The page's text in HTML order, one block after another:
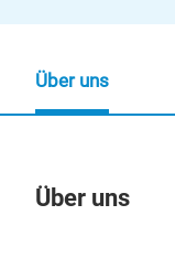
Über uns
Über uns